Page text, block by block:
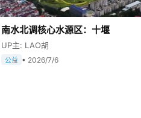
南水北调核心水源区：十堰
UP主: LAO胡
公益 • 2026/7/6